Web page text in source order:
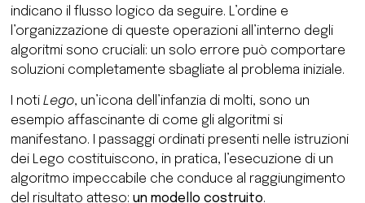
indicano il flusso logico da seguire. L’ordine e
l’organizzazione di queste operazioni all’interno degli
algoritmi sono cruciali: un solo errore può comportare
soluzioni completamente sbagliate al problema iniziale.
I notiLego, un’icona dell’infanzia di molti, sono un
esempio affascinante di come gli algoritmi si
manifestano. I passaggi ordinati presenti nelle istruzioni
dei Lego costituiscono, in pratica, l’esecuzione di un
algoritmo impeccabile che conduce al raggiungimento
del risultato atteso: un modello costruito.